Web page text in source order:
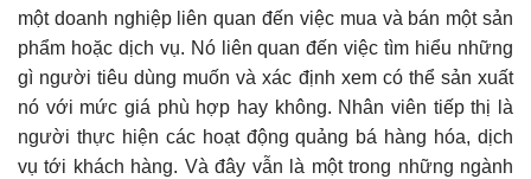
một doanh nghiệp liên quan đến việc mua và bán một sản
phẩm hoặc dịch vụ. Nó liên quan đến việc tìm hiểu những
gì người tiêu dùng muốn và xác định xem có thể sản xuất
nó với mức giá phù hợp hay không. Nhân viên tiếp thị là
người thực hiện các hoạt động quảng bá hàng hóa, dịch
vụ tới khách hàng. Và đây vẫn là một trong những ngành